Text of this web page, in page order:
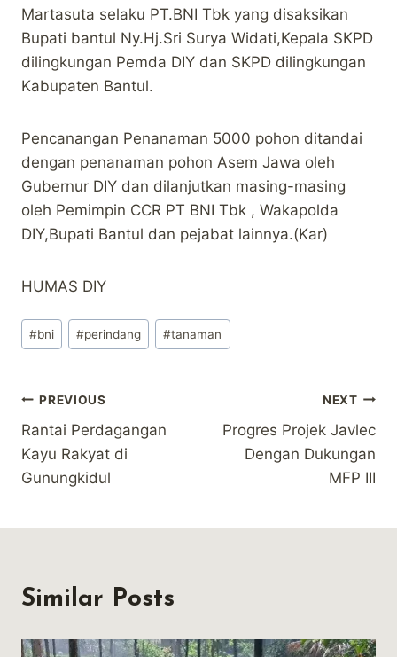
Martasuta selaku PT.BNI Tbk yang disaksikan
Bupati bantul Ny.Hj.Sri Surya Widati,Kepala SKPD
dilingkungan Pemda DIY dan SKPD dilingkungan
Kabupaten Bantul.
Pencanangan Penanaman 5000 pohon ditandai
dengan penanaman pohon Asem Jawa oleh
Gubernur DIY dan dilanjutkan masing-masing
oleh Pemimpin CCR PT BNI Tbk , Wakapolda
DIY,Bupati Bantul dan pejabat lainnya.(Kar)
HUMAS DIY
Post
Tags:
#bni #perindang #tanaman
Post
navigation
PREVIOUS
Rantai Perdagangan
Kayu Rakyat di
Gunungkidul
NEXT
Progres Projek Javlec
Dengan Dukungan
MFP III
Similar Posts